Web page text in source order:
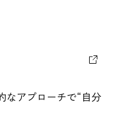
なアプローチで“自分